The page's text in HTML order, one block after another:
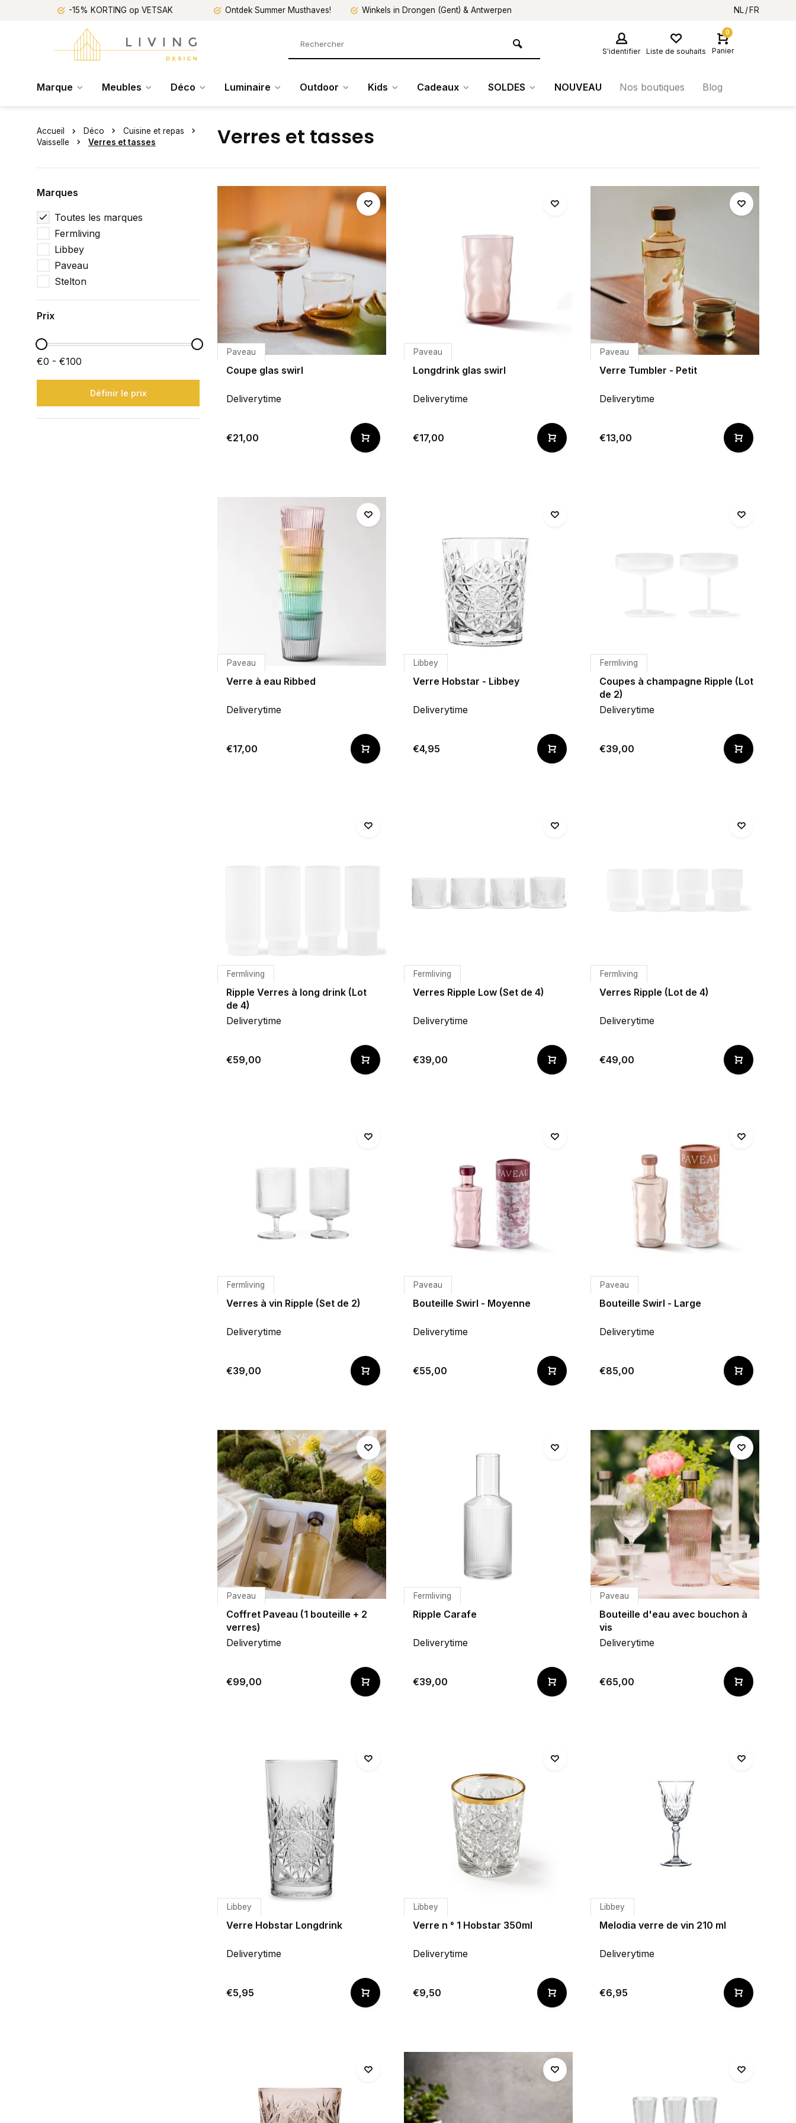
-15% KORTING op VETSAK Ontdek Summer Musthaves! Winkels in Drongen (Gent) & Antwerpen NL FR
S'identifier Liste de souhaits
0
Panier
Marque Meubles Déco Luminaire Outdoor Kids Cadeaux SOLDES NOUVEAU Nos boutiques Blog
Accueil Déco
Cuisine et repas
Vaisselle
Verres et tasses Verres et tasses
Marques
Toutes les marques
Fermliving
Libbey
Paveau
Stelton
Prix
€0 - €100
Définir le prix
Paveau
Coupe glas swirl
Deliverytime
€21,00
Paveau
Longdrink glas swirl
Deliverytime
€17,00
Paveau
Verre Tumbler - Petit
Deliverytime
€13,00
Paveau
Verre à eau Ribbed
Deliverytime
€17,00
Libbey
Verre Hobstar - Libbey
Deliverytime
€4,95
Fermliving
Coupes à champagne Ripple (Lot
de 2)
Deliverytime
€39,00
Fermliving
Ripple Verres à long drink (Lot
de 4)
Deliverytime
€59,00
Fermliving
Verres Ripple Low (Set de 4)
Deliverytime
€39,00
Fermliving
Verres Ripple (Lot de 4)
Deliverytime
€49,00
Fermliving
Verres à vin Ripple (Set de 2)
Deliverytime
€39,00
Paveau
Bouteille Swirl - Moyenne
Deliverytime
€55,00
Paveau
Bouteille Swirl - Large
Deliverytime
€85,00
Paveau
Coffret Paveau (1 bouteille + 2
verres)
Deliverytime
€99,00
Fermliving
Ripple Carafe
Deliverytime
€39,00
Paveau
Bouteille d'eau avec bouchon à
vis
Deliverytime
€65,00
Libbey
Verre Hobstar Longdrink
Deliverytime
€5,95
Libbey
Verre n ° 1 Hobstar 350ml
Deliverytime
€9,50
Libbey
Melodia verre de vin 210 ml
Deliverytime
€6,95